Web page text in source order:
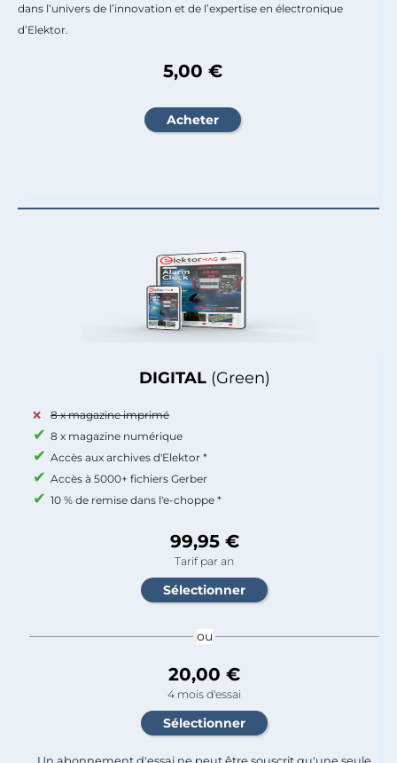
DIGITAL (Green)
8 x magazine imprimé
8 x magazine numérique
Accès aux archives d'Elektor *
Accès à 5000+ fichiers Gerber
10 % de remise dans l'e-choppe *
99,95 €
Tarif par an
ou
20,00 €
4 mois d'essai
dans l’univers de l’innovation et de l’expertise en électronique
d’Elektor.
5,00 €